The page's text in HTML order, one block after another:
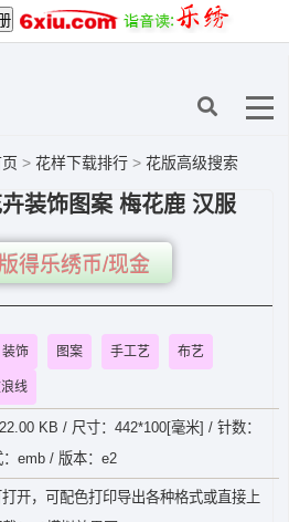
> 花样下载排行 > 花版高级搜索
装饰图案 梅花鹿 汉服
得乐绣币/现金
装饰 图案 手工艺 布艺
线
KB / 尺寸：442*100[毫米] / 针数：
emb / 版本：e2
开，可配色打印导出各种格式或直接上